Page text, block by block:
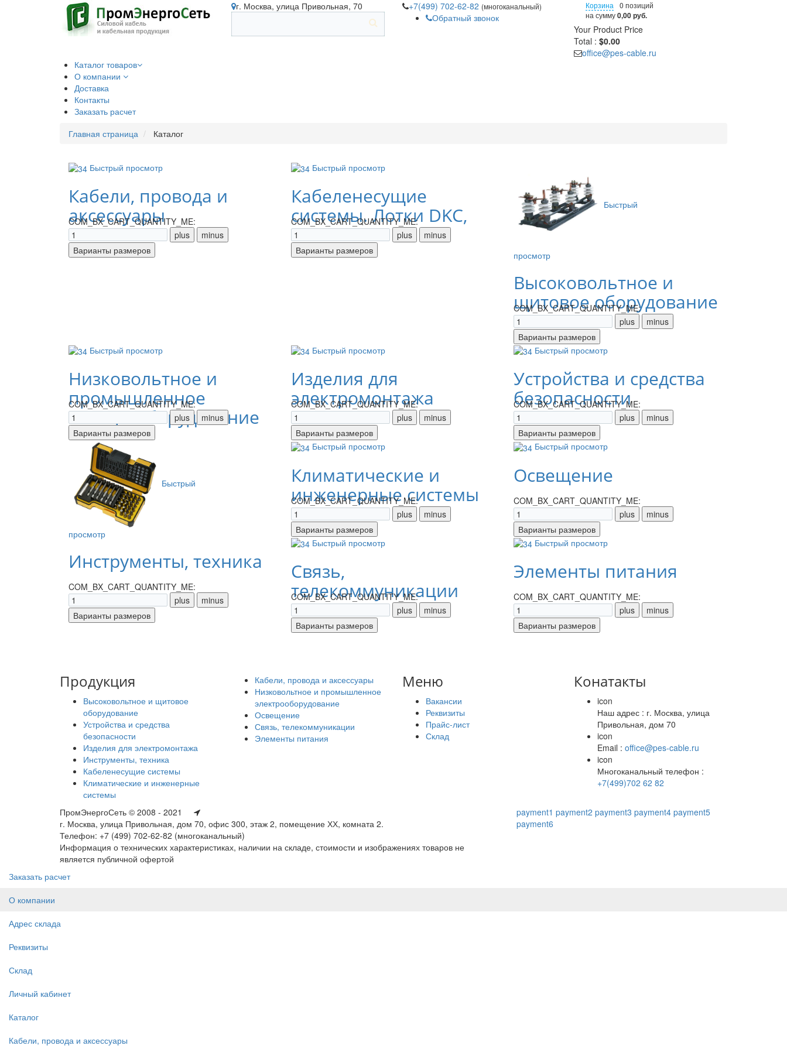
г. Москва, улица Привольная, 70 +7(499) 702-62-82 (многоканальный)
Обратный звонок
Корзина
0 позиций
на сумму0,00 руб.
Your Product Price
Total : $0.00
office@pes-cable.ru
Каталог товаров
О компании
Доставка
Контакты
Заказать расчет
Главная страница
Каталог
Быстрый просмотр
Кабели, провода и
аксессуары
COM_BX_CART_QUANTITY_ME:
Быстрый просмотр
Кабеленесущие
системы. Лотки DKC,
IEK
COM_BX_CART_QUANTITY_ME:
Быстрый
просмотр
Высоковольтное и
щитовое оборудование
COM_BX_CART_QUANTITY_ME:
Быстрый просмотр
Низковольтное и
промышленное
электрооборудование
COM_BX_CART_QUANTITY_ME:
Быстрый просмотр
Изделия для
электромонтажа
COM_BX_CART_QUANTITY_ME:
Быстрый просмотр
Устройства и средства
безопасности
COM_BX_CART_QUANTITY_ME:
Быстрый
просмотр
Инструменты, техника
COM_BX_CART_QUANTITY_ME:
Быстрый просмотр
Климатические и
инженерные системы
COM_BX_CART_QUANTITY_ME:
Быстрый просмотр
Освещение
COM_BX_CART_QUANTITY_ME:
Быстрый просмотр
Связь,
телекоммуникации
COM_BX_CART_QUANTITY_ME:
Быстрый просмотр
Элементы питания
COM_BX_CART_QUANTITY_ME:
Продукция
Высоковольтное и щитовое
оборудование
Устройства и средства
безопасности
Изделия для электромонтажа
Инструменты, техника
Кабеленесущие системы
Климатические и инженерные
системы
Кабели, провода и аксессуары
Низковольтное и промышленное
электрооборудование
Освещение
Связь, телекоммуникации
Элементы питания
Меню
Вакансии
Реквизиты
Прайс-лист
Склад
Конатакты
icon
Наш адрес : г. Москва, улица
Привольная, дом 70
icon
Email : office@pes-cable.ru
icon
Многоканальный телефон :
+7(499)702 62 82
ПромЭнергоСеть © 2008 - 2021
г. Москва, улица Привольная, дом 70, офис 300, этаж 2, помещение ХХ, комната 2.
Телефон: +7 (499) 702-62-82 (многоканальный)
Информация о технических характеристиках, наличии на складе, стоимости и изображениях товаров не
является публичной офертой
payment1 payment2 payment3 payment4 payment5
payment6
Заказать расчет
О компании
Адрес склада
Реквизиты
Склад
Личный кабинет
Каталог
Кабели, провода и аксессуары